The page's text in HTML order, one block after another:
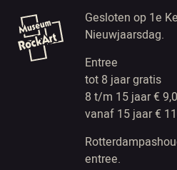
Gesloten op 1e
Nieuwjaarsdag.
Entree
tot 8 jaar gratis
8 t/m 15 jaar €
vanaf 15 jaar €
entree.